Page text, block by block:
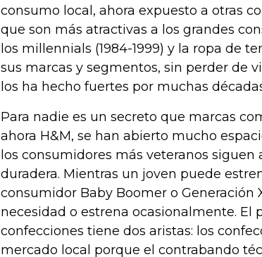
consumo local, ahora expuesto a otras
que son más atractivas a los grandes
los millennials (1984-1999) y la ropa de
sus marcas y segmentos, sin perder de
los ha hecho fuertes por muchas
Para nadie es un secreto que marcas
ahora H&M, se han abierto mucho
los consumidores más veteranos
duradera. Mientras un joven puede
consumidor Baby Boomer o Generación
necesidad o estrena ocasionalmente. El
confecciones tiene dos aristas: los
mercado local porque el contrabando